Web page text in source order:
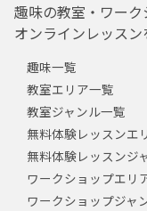
趣味の教室・ワーク
オンラインレッスン
趣味一覧
教室エリア一覧
教室ジャンル一覧
無料体験レッスンエ
無料体験レッスンジ
ワークショップエリ
ワークショップジャ